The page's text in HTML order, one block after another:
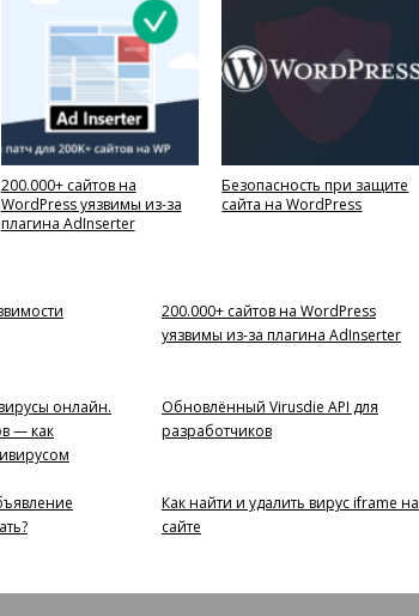
200.000+ сайтов на
WordPress уязвимы из-за
плагина AdInserter
Безопасность при защите
сайта на WordPress
200.000+ сайтов на WordPress
уязвимы из-за плагина AdInserter
онлайн.
— как
Обновлённый Virusdie API для
разработчиков
Как найти и удалить вирус iframe на
сайте